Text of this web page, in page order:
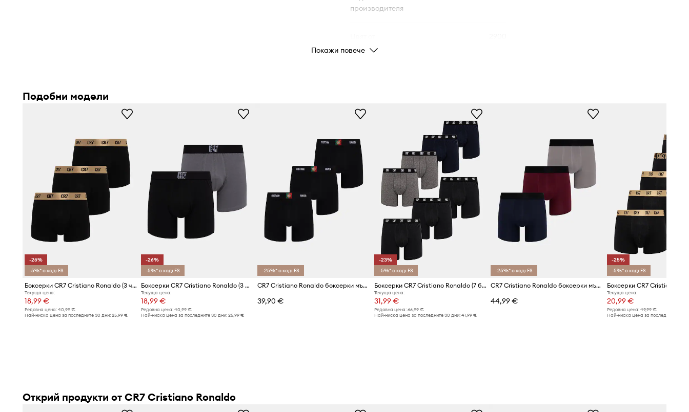
производителя
производителя
Покажи повече
Подобни модели
-26%
-5%* с код: FS
Боксерки CR7 Cristiano Ronaldo (3 чифта)
Текуща цена:
18,99 €
Редовна цена: 40,99 €
Най-ниска цена за последните 30 дни: 25,99 €
-26%
-5%* с код: FS
Боксерки CR7 Cristiano Ronaldo (3 броя)
Текуща цена:
18,99 €
Редовна цена:40,99 €
Най-ниска цена за последните 30 дни:25,99 €
-25%* с код: FS
CR7 Cristiano Ronaldo боксерки мъжки с памук x WORLD CUP 26 3 броя
39,90 €
-23%
-5%* с код: FS
Боксерки CR7 Cristiano Ronaldo (7 броя)
Текуща цена:
31,99 €
Редовна цена: 66,99 €
Най-ниска цена за последните 30 дни: 41,99 €
-25%* с код: FS
CR7 Cristiano Ronaldo боксерки мъжки с модал x MODAL CONCEPT 3 броя
44,99 €
-25%
-5%* с код: FS
Текуща цена:
20,99 €
Редовна цена: 49,99 €
Най-ниска цена за последните 30
Открий продукти от CR7 Cristiano Ronaldo